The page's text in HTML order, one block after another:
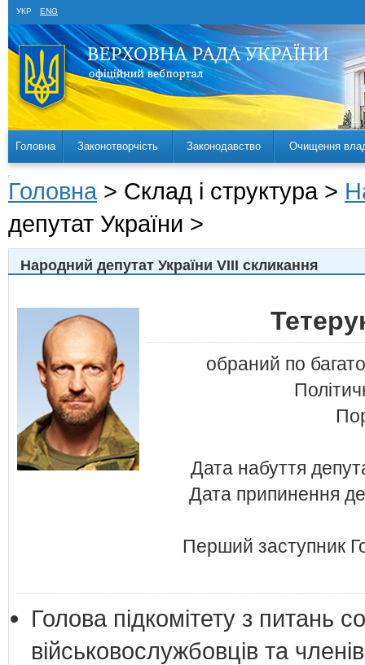
УКР ENG
Головна Законотворчість Законодавство Очищення
Головна > Склад і структура >
депутат України >
Народний депутат України VIII скликання
обраний по
Дата набуття
Дата припинення
Перший заступник
Голова підкомітету з питань
військовослужбовців та